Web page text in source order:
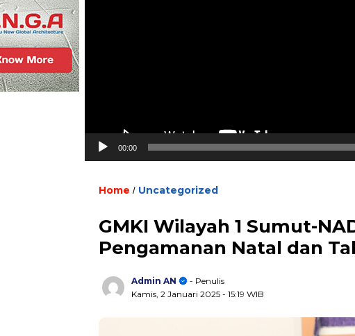
00:00
Home / Uncategorized
GMKI Wilayah 1 Sumut-
Pengamanan Natal dan
Admin AN
- Penulis
Kamis, 2 Januari 2025 - 15:19 WIB